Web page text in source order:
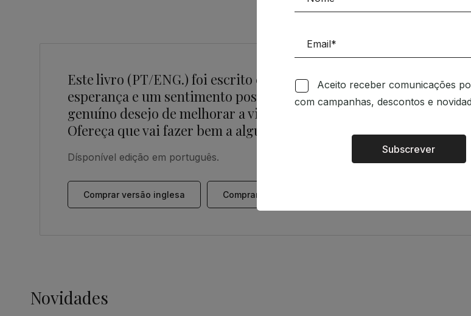
Este livro (PT/ENG.) foi escrito com a intenção de espalhar
esperança e um sentimento positivo a quem o ler. Existe um
genuíno desejo de melhorar a vida das pessoas.
Ofereça que vai fazer bem a alguém.
Dísponível edição em português.
Comprar versão inglesa Comprar versão portuguesa
Novidades
Aceito receber comunicações
com campanhas, descontos e
Subscrever